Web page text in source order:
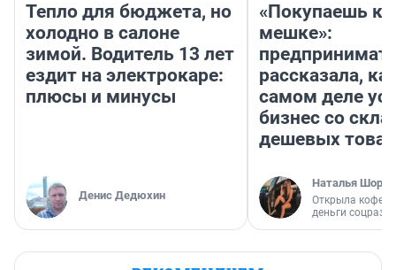
Тепло для бюджета, но
холодно в салоне
зимой. Водитель 13 лет
ездит на электрокаре:
плюсы и минусы
Денис Дедюхин
«Покупаешь
мешке»:
рассказала,
самом деле
бизнес со
дешевых
Наталья
Открыла
деньги